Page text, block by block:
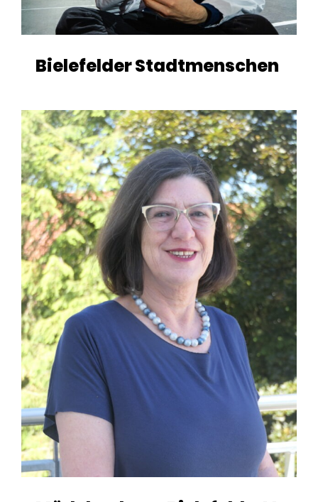
Bielefelder Stadtmenschen